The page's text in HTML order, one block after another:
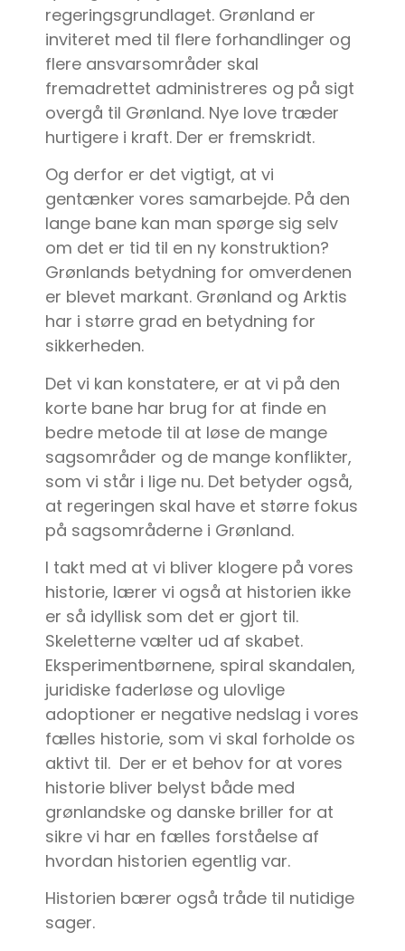
regeringsgrundlaget. Grønland er
inviteret med til flere forhandlinger og
flere ansvarsområder skal
fremadrettet administreres og på sigt
overgå til Grønland. Nye love træder
hurtigere i kraft. Der er fremskridt.
Og derfor er det vigtigt, at vi
gentænker vores samarbejde. På den
lange bane kan man spørge sig selv
om det er tid til en ny konstruktion?
Grønlands betydning for omverdenen
er blevet markant. Grønland og Arktis
har i større grad en betydning for
sikkerheden.
Det vi kan konstatere, er at vi på den
korte bane har brug for at finde en
bedre metode til at løse de mange
sagsområder og de mange konflikter,
som vi står i lige nu. Det betyder også,
at regeringen skal have et større fokus
på sagsområderne i Grønland.
I takt med at vi bliver klogere på vores
historie, lærer vi også at historien ikke
er så idyllisk som det er gjort til.
Skeletterne vælter ud af skabet.
Eksperimentbørnene, spiral skandalen,
juridiske faderløse og ulovlige
adoptioner er negative nedslag i vores
fælles historie, som vi skal forholde os
aktivt til. Der er et behov for at vores
historie bliver belyst både med
grønlandske og danske briller for at
sikre vi har en fælles forståelse af
hvordan historien egentlig var.
Historien bærer også tråde til nutidige
sager.